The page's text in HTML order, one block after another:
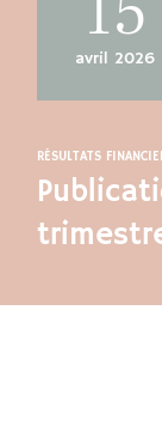
avril 2026
RÉSULTATS